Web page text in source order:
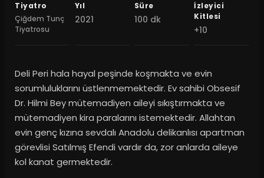
Tiyatro
Çiğdem Tunç
Tiyatrosu
Yıl
2021
Süre
100 dk
İzleyici
Kitlesi
+10
Deli Peri hala hayal peşinde koşmakta ve evin
sorumluluklarını üstlenmemektedir. Ev sahibi Obsesif
Dr. Hilmi Bey mütemadiyen aileyi sıkıştırmakta ve
mütemadiyen kira paralarını istemektedir. Allahtan
evin genç kızına sevdalı Anadolu delikanlısı apartman
görevlisi Satılmış Efendi vardır da, zor anlarda aileye
kol kanat germektedir.